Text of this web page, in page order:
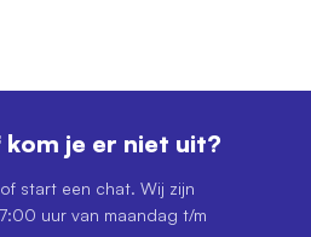
kom je er niet uit?
start een chat. Wij zijn
uur van maandag t/m